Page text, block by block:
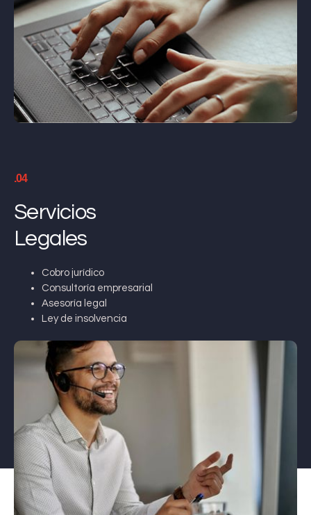
.04
Servicios
Legales
Cobro jurídico
Consultoría empresarial
Asesoría legal
Ley de insolvencia